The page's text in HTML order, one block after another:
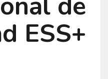
ESS+